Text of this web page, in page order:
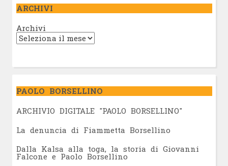
ARCHIVI
Archivi
PAOLO BORSELLINO
ARCHIVIO DIGITALE "PAOLO BORSELLINO"
La denuncia di Fiammetta Borsellino
Dalla Kalsa alla toga, la storia di Giovanni
Falcone e Paolo Borsellino